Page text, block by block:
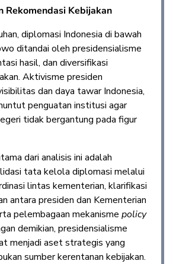
Rekomendasi Kebijakan
diplomasi Indonesia di bawah
ditandai oleh presidensialisme
hasil, dan diversifikasi
Aktivisme presiden
dan daya tawar Indonesia,
penguatan institusi agar
tidak bergantung pada figur
dari analisis ini adalah
tata kelola diplomasi melalui
lintas kementerian, klarifikasi
antara presiden dan Kementerian
pelembagaan mekanisme policy
demikian, presidensialisme
menjadi aset strategis yang
sumber kerentanan kebijakan.